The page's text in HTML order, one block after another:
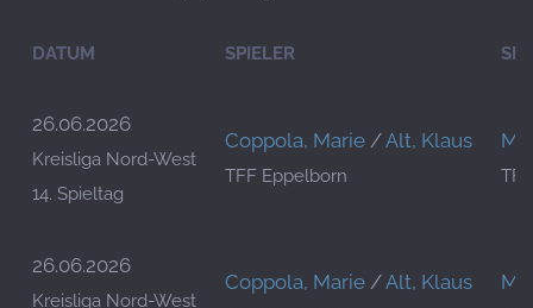
DATUM SPIELER
26.06.2026
Kreisliga Nord-West
14. Spieltag
Coppola, Marie /Alt, Klaus
TFF Eppelborn
26.06.2026
Kreisliga Nord-West
Coppola, Marie /Alt, Klaus